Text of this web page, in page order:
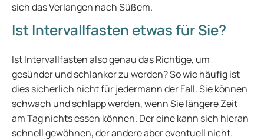
sich das Verlangen nach Süßem.
Ist Intervallfasten etwas für Sie?
Ist Intervallfasten also genau das Richtige, um
gesünder und schlanker zu werden? So wie häufig ist
dies sicherlich nicht für jedermann der Fall. Sie können
schwach und schlapp werden, wenn Sie längere Zeit
am Tag nichts essen können. Der eine kann sich hieran
schnell gewöhnen, der andere aber eventuell nicht.